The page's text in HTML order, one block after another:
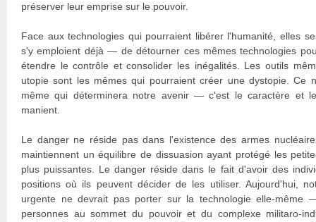
préserver leur emprise sur le pouvoir.
Face aux technologies qui pourraient libérer l'humanité, elles
s'y emploient déjà — de détourner ces mêmes technologies
étendre le contrôle et consolider les inégalités. Les outils
utopie sont les mêmes qui pourraient créer une dystopie. Ce
même qui déterminera notre avenir — c'est le caractère et
manient.
Le danger ne réside pas dans l'existence des armes
maintiennent un équilibre de dissuasion ayant protégé les
plus puissantes. Le danger réside dans le fait d'avoir des
positions où ils peuvent décider de les utiliser. Aujourd'hui,
urgente ne devrait pas porter sur la technologie elle-même
personnes au sommet du pouvoir et du complexe militaro-